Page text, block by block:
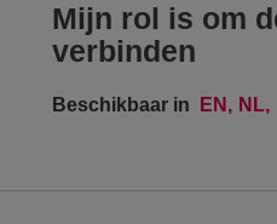
Mijn rol is om
verbinden
Beschikbaar in EN NL